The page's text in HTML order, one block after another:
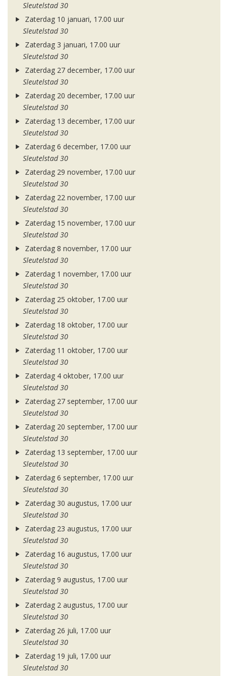
Sleutelstad 30
Zaterdag 10 januari, 17.00 uur
Sleutelstad 30
Zaterdag 3 januari, 17.00 uur
Sleutelstad 30
Zaterdag 27 december, 17.00 uur
Sleutelstad 30
Zaterdag 20 december, 17.00 uur
Sleutelstad 30
Zaterdag 13 december, 17.00 uur
Sleutelstad 30
Zaterdag 6 december, 17.00 uur
Sleutelstad 30
Zaterdag 29 november, 17.00 uur
Sleutelstad 30
Zaterdag 22 november, 17.00 uur
Sleutelstad 30
Zaterdag 15 november, 17.00 uur
Sleutelstad 30
Zaterdag 8 november, 17.00 uur
Sleutelstad 30
Zaterdag 1 november, 17.00 uur
Sleutelstad 30
Zaterdag 25 oktober, 17.00 uur
Sleutelstad 30
Zaterdag 18 oktober, 17.00 uur
Sleutelstad 30
Zaterdag 11 oktober, 17.00 uur
Sleutelstad 30
Zaterdag 4 oktober, 17.00 uur
Sleutelstad 30
Zaterdag 27 september, 17.00 uur
Sleutelstad 30
Zaterdag 20 september, 17.00 uur
Sleutelstad 30
Zaterdag 13 september, 17.00 uur
Sleutelstad 30
Zaterdag 6 september, 17.00 uur
Sleutelstad 30
Zaterdag 30 augustus, 17.00 uur
Sleutelstad 30
Zaterdag 23 augustus, 17.00 uur
Sleutelstad 30
Zaterdag 16 augustus, 17.00 uur
Sleutelstad 30
Zaterdag 9 augustus, 17.00 uur
Sleutelstad 30
Zaterdag 2 augustus, 17.00 uur
Sleutelstad 30
Zaterdag 26 juli, 17.00 uur
Sleutelstad 30
Zaterdag 19 juli, 17.00 uur
Sleutelstad 30